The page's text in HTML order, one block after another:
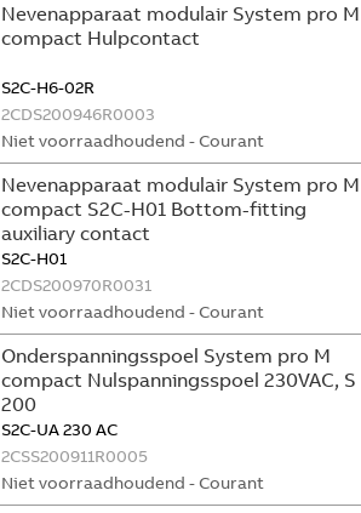
Nevenapparaat modulair System pro M
compact Hulpcontact
S2C-H6-02R
2CDS200946R0003
Niet voorraadhoudend - Courant
Nevenapparaat modulair System pro M
compact S2C-H01 Bottom-fitting
auxiliary contact
S2C-H01
2CDS200970R0031
Niet voorraadhoudend - Courant
Onderspanningsspoel System pro M
compact Nulspanningsspoel 230VAC, S
200
S2C-UA 230 AC
2CSS200911R0005
Niet voorraadhoudend - Courant